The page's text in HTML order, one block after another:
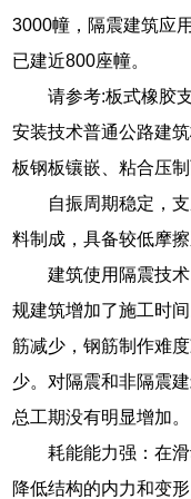
3000幢，隔震建筑应
已建近800座幢。
请参考:板式橡胶
安装技术普通公路建
板钢板镶嵌、粘合压制
自振周期稳定，
料制成，具备较低摩
建筑使用隔震技
规建筑增加了施工时
筋减少，钢筋制作难
少。对隔震和非隔震
总工期没有明显增加。
耗能能力强：在
降低结构的内力和变形